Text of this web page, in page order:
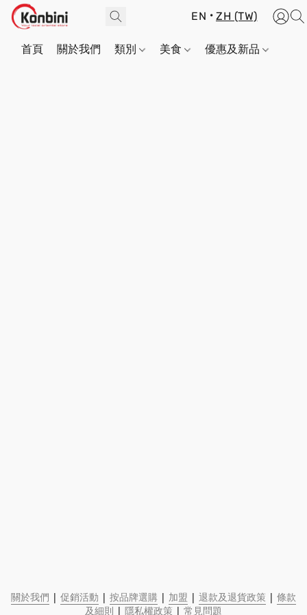
EN ZH (TW)
首頁 關於我們 類別 美食 優惠及新品
關於我們 | 促銷活動 | 按品牌選購 | 加盟 | 退款及退貨政策 | 條款
及細則 | 隱私權政策 | 常見問題